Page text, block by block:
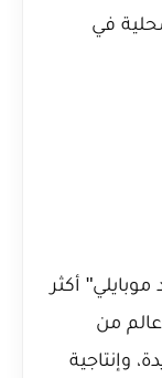
في
أكثر
عالم من
وإنتاجية